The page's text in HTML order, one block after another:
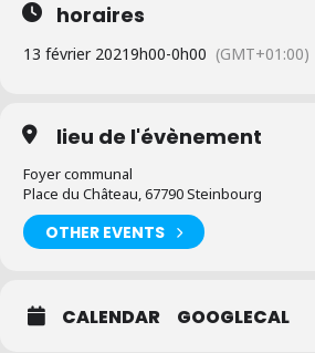
horaires
13 février 20219h00-0h00 (GMT+01:00)
lieu de l'évènement
Foyer communal
Place du Château, 67790 Steinbourg
OTHER EVENTS
CALENDAR GOOGLECAL